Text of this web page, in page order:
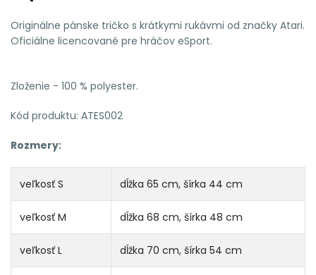
Originálne pánske tričko s krátkymi rukávmi od značky Atari.
Oficiálne licencované pre hráčov eSport.
Zloženie - 100 % polyester.
Kód produktu: ATES002
Rozmery:
veľkosť S dĺžka 65 cm, šírka 44 cm
veľkosť M dĺžka 68 cm, šírka 48 cm
veľkosť L dĺžka 70 cm, šírka 54 cm